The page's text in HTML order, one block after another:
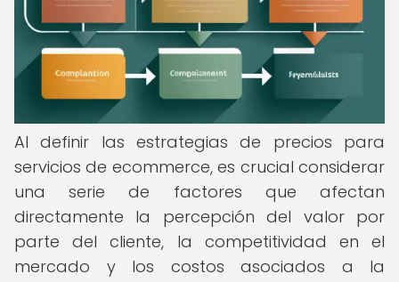
Al definir las estrategias de precios para
servicios de ecommerce, es crucial considerar
una serie de factores que afectan
directamente la percepción del valor por
parte del cliente, la competitividad en el
mercado y los costos asociados a la